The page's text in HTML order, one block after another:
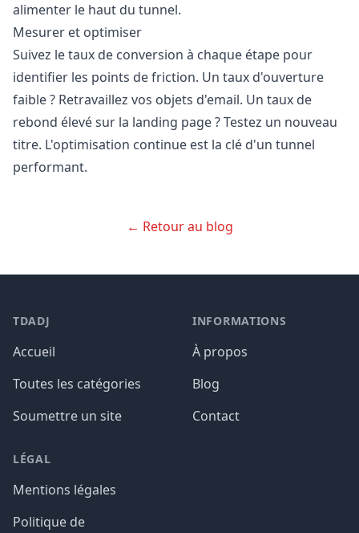
alimenter le haut du tunnel.
Mesurer et optimiser
Suivez le taux de conversion à chaque étape pour
identifier les points de friction. Un taux d'ouverture
faible ? Retravaillez vos objets d'email. Un taux de
rebond élevé sur la landing page ? Testez un nouveau
titre. L'optimisation continue est la clé d'un tunnel
performant.
← Retour au blog
TDADJ
Accueil
Toutes les catégories
Soumettre un site
INFORMATIONS
À propos
Blog
Contact
LÉGAL
Mentions légales
Politique de